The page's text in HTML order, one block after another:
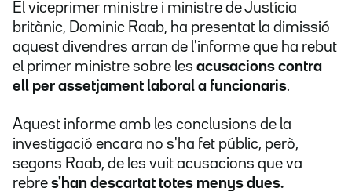
El viceprimer ministre i ministre de Justícia
britànic, Dominic Raab, ha presentat la dimissió
aquest divendres arran de l'informe que ha rebut
el primer ministre sobre les acusacions contra
ell per assetjament laboral a funcionaris.
Aquest informe amb les conclusions de la
investigació encara no s'ha fet públic, però,
segons Raab, de les vuit acusacions que va
rebre s'han descartat totes menys dues.